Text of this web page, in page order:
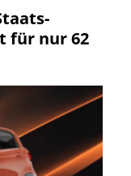
für nur 62